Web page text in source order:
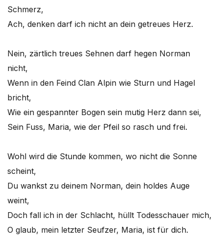
Schmerz,
Ach, denken darf ich nicht an dein getreues Herz.
Nein, zärtlich treues Sehnen darf hegen Norman
nicht,
Wenn in den Feind Clan Alpin wie Sturn und Hagel
bricht,
Wie ein gespannter Bogen sein mutig Herz dann sei,
Sein Fuss, Maria, wie der Pfeil so rasch und frei.
Wohl wird die Stunde kommen, wo nicht die Sonne
scheint,
Du wankst zu deinem Norman, dein holdes Auge
weint,
Doch fall ich in der Schlacht, hüllt Todesschauer mich,
O glaub, mein letzter Seufzer, Maria, ist für dich.